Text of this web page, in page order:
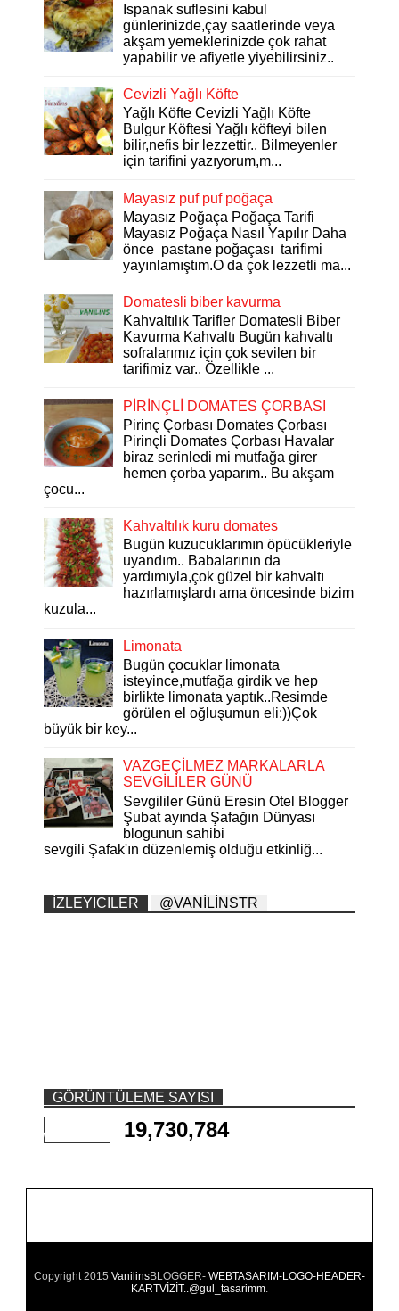
Ispanak suflesini kabul
günlerinizde,çay saatlerinde veya
akşam yemeklerinizde çok rahat
yapabilir ve afiyetle yiyebilirsiniz..
Cevizli Yağlı Köfte
Yağlı Köfte Cevizli Yağlı Köfte
Bulgur Köftesi Yağlı köfteyi bilen
bilir,nefis bir lezzettir.. Bilmeyenler
için tarifini yazıyorum,m...
Mayasız puf puf poğaça
Mayasız Poğaça Poğaça Tarifi
Mayasız Poğaça Nasıl Yapılır Daha
önce pastane poğaçası tarifimi
yayınlamıştım.O da çok lezzetli ma...
Domatesli biber kavurma
Kahvaltılık Tarifler Domatesli Biber
Kavurma Kahvaltı Bugün kahvaltı
sofralarımız için çok sevilen bir
tarifimiz var.. Özellikle ...
PİRİNÇLİ DOMATES ÇORBASI
Pirinç Çorbası Domates Çorbası
Pirinçli Domates Çorbası Havalar
biraz serinledi mi mutfağa girer
hemen çorba yaparım.. Bu akşam
çocu...
Kahvaltılık kuru domates
Bugün kuzucuklarımın öpücükleriyle
uyandım.. Babalarının da
yardımıyla,çok güzel bir kahvaltı
hazırlamışlardı ama öncesinde bizim
kuzula...
Limonata
Bugün çocuklar limonata
isteyince,mutfağa girdik ve hep
birlikte limonata yaptık..Resimde
görülen el oğluşumun eli:))Çok
büyük bir key...
VAZGEÇİLMEZ MARKALARLA
SEVGİLİLER GÜNÜ
Sevgililer Günü Eresin Otel Blogger
Şubat ayında Şafağın Dünyası
blogunun sahibi
sevgili Şafak'ın düzenlemiş olduğu etkinliğ...
İZLEYICILER @VANİLİNSTR
GÖRÜNTÜLEME SAYISI
19,730,784
Copyright 2015 VanilinsBLOGGER- WEBTASARIM-LOGO-HEADER-
KARTVİZİT..@gul_tasarimm